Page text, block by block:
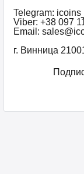
Telegram:
Viber: +38 097
Email:
г. Винница